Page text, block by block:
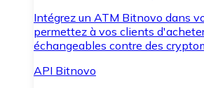
Intégrez un ATM Bitnovo dans
permettez à vos clients
échangeables contre des
API Bitnovo